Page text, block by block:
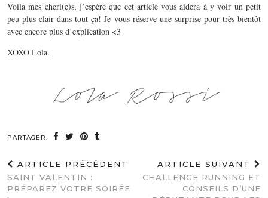
Voila mes cheri(e)s, j’espère que cet article vous aidera à y voir un petit
peu plus clair dans tout ça! Je vous réserve une surprise pour très bientôt
avec encore plus d’explication <3
XOXO Lola.
PARTAGER:
ARTICLE PRÉCÉDENT
SAINT VALENTIN :
PRÉPAREZ VOTRE SOIRÉE
ARTICLE SUIVANT
CHALLENGE RUNNING ET
CONSEILS D’UNE